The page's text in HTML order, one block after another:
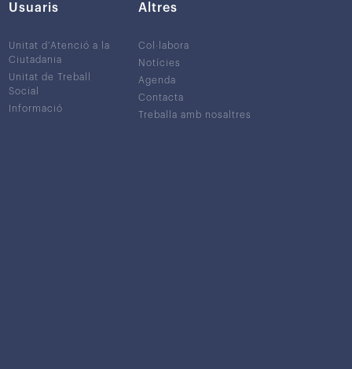
Usuaris
Unitat d’Atenció a la
Ciutadania
Unitat de Treball
Social
Informació
Altres
Col·labora
Notícies
Agenda
Contacta
Treballa amb nosaltres